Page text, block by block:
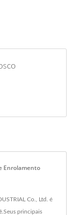
Enrolamento
Co., Ltd. é
principais